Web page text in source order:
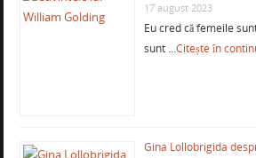
17 august 2023
Eu cred că femeile
sunt …Citește în
Gina Lollobrigida